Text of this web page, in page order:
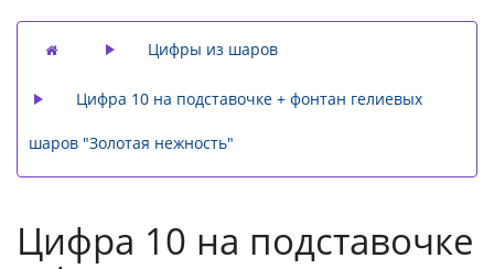
Цифры из шаров
Цифра 10 на подставочке + фонтан гелиевых
шаров "Золотая нежность"
Цифра 10 на подставочке